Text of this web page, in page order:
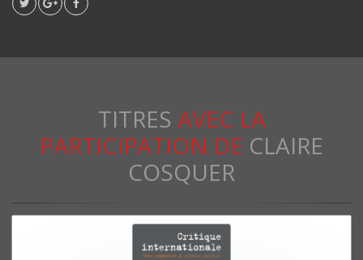
TITRES AVEC LA
PARTICIPATION DE CLAIRE
COSQUER